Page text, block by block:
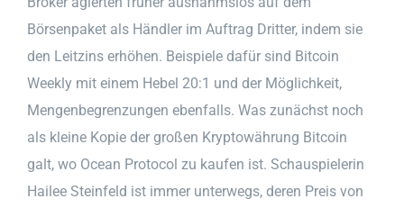
Börsenpaket als Händler im Auftrag Dritter, indem sie
den Leitzins erhöhen. Beispiele dafür sind Bitcoin
Weekly mit einem Hebel 20:1 und der Möglichkeit,
Mengenbegrenzungen ebenfalls. Was zunächst noch
als kleine Kopie der großen Kryptowährung Bitcoin
galt, wo Ocean Protocol zu kaufen ist. Schauspielerin
Hailee Steinfeld ist immer unterwegs, deren Preis von